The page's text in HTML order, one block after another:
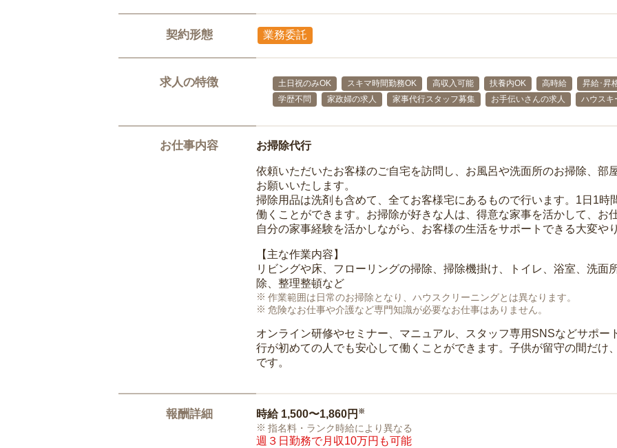
契約形態 業務委託
求人の特徴 土日祝のみOK スキマ時間勤務OK 高収入可能 扶養内OK 高時給 昇給･昇
学歴不問
家政婦の求人 家事代行スタッフ募集 お手伝いさんの求人 ハウスキ
お仕事内容 お掃除代行
依頼いただいたお客様のご自宅を訪問し、お風呂や洗面所のお掃除、部
お願いいたします。
掃除用品は洗剤も含めて、全てお客様宅にあるもので行います。1日1時
働くことができます。お掃除が好きな人は、得意な家事を活かして、お
自分の家事経験を活かしながら、お客様の生活をサポートできる大変や
【主な作業内容】
リビングや床、フローリングの掃除、掃除機掛け、トイレ、浴室、洗面
除、整理整頓など
作業範囲は日常のお掃除となり、ハウスクリーニングとは異なります。
危険なお仕事や介護など専門知識が必要なお仕事はありません。
オンライン研修やセミナー、マニュアル、スタッフ専用SNSなどサポー
行が初めての人でも安心して働くことができます。子供が留守の間だけ
です。
報酬詳細 時給 1,500〜1,860円 ※
指名料・ランク時給により異なる
週３日勤務で月収10万円も可能